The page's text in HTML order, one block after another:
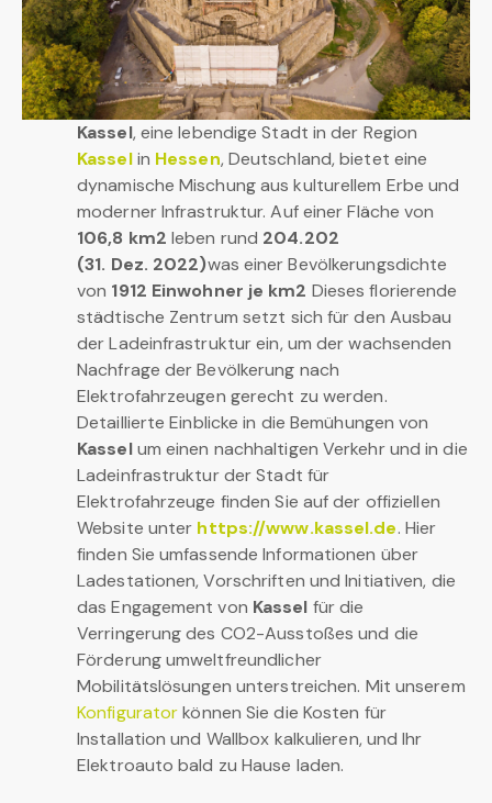
Kassel, eine lebendige Stadt in der Region
Kasselin Hessen, Deutschland, bietet eine
dynamische Mischung aus kulturellem Erbe und
moderner Infrastruktur. Auf einer Fläche von
106,8 km2 leben rund 204.202
(31. Dez. 2022)was einer Bevölkerungsdichte
von 1912 Einwohner je km2 Dieses florierende
städtische Zentrum setzt sich für den Ausbau
der Ladeinfrastruktur ein, um der wachsenden
Nachfrage der Bevölkerung nach
Elektrofahrzeugen gerecht zu werden.
Detaillierte Einblicke in die Bemühungen von
Kasselum einen nachhaltigen Verkehr und in die
Ladeinfrastruktur der Stadt für
Elektrofahrzeuge finden Sie auf der offiziellen
Website unter https://www.kassel.de. Hier
finden Sie umfassende Informationen über
Ladestationen, Vorschriften und Initiativen, die
das Engagement von Kassel für die
Verringerung des CO2-Ausstoßes und die
Förderung umweltfreundlicher
Mobilitätslösungen unterstreichen. Mit unserem
Konfiguratorkönnen Sie die Kosten für
Installation und Wallbox kalkulieren, und Ihr
Elektroauto bald zu Hause laden.